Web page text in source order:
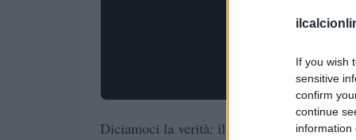
If you wish
sensitive
confirm
continue
information
Diciamoci la verità: il Napoli non può